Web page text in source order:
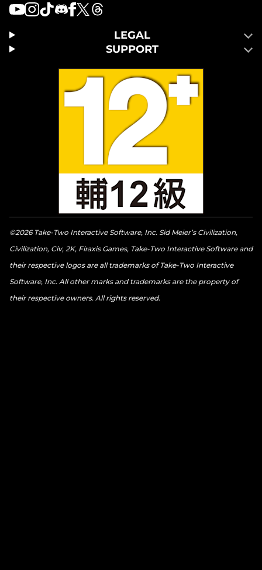
LEGAL
SUPPORT
©2026 Take-Two Interactive Software, Inc. Sid Meier’s Civilization,
Civilization, Civ, 2K, Firaxis Games, Take-Two Interactive Software and
their respective logos are all trademarks of Take-Two Interactive
Software, Inc. All other marks and trademarks are the property of
their respective owners. All rights reserved.